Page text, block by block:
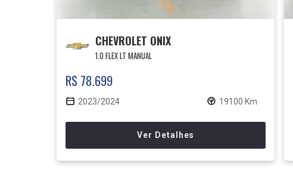
CHEVROLET ONIX
1.0 FLEX LT MANUAL
R$ 78.699
2023/2024 19100 Km
Ver Detalhes